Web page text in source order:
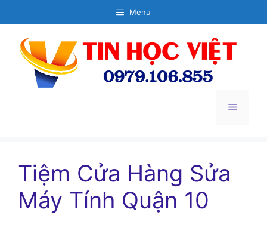
đến
dung
Menu
Menu
Tiệm Cửa Hàng Sửa
Máy Tính Quận 10